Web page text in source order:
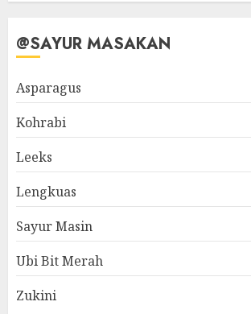
@SAYUR MASAKAN
Asparagus
Kohrabi
Leeks
Lengkuas
Sayur Masin
Ubi Bit Merah
Zukini